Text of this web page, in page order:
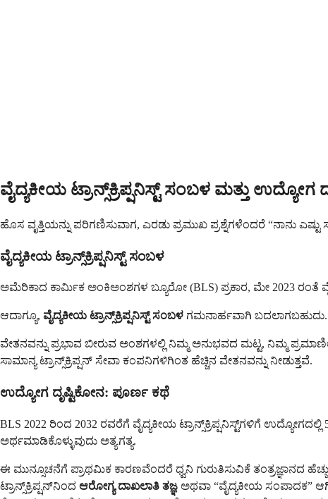
ವೈದ್ಯಕೀಯ ಟ್ರಾನ್ಸ್‌ಕ್ರಿಪ್ಷನಿಸ್ಟ್ ಸಂಬಳ ಮತ್ತು ಉದ್ಯೋಗ
ಹೊಸ ವೃತ್ತಿಯನ್ನು ಪರಿಗಣಿಸುವಾಗ, ಎರಡು ಪ್ರಮುಖ ಪ್ರಶ್ನೆಗಳೆಂದರೆ “ನಾನು
ವೈದ್ಯಕೀಯ ಟ್ರಾನ್ಸ್‌ಕ್ರಿಪ್ಷನಿಸ್ಟ್ ಸಂಬಳ
ಅಮೆರಿಕಾದ ಕಾರ್ಮಿಕ ಅಂಕಿಅಂಶಗಳ ಬ್ಯೂರೋ (BLS) ಪ್ರಕಾರ, ಮೇ 2023 ರಂತೆ
ಆದಾಗ್ಯೂ, ವೈದ್ಯಕೀಯ ಟ್ರಾನ್ಸ್‌ಕ್ರಿಪ್ಷನಿಸ್ಟ್ ಸಂಬಳ ಗಮನಾರ್ಹವಾಗಿ ಬದಲಾಗಬಹುದು.
ವೇತನವನ್ನು ಪ್ರಭಾವ ಬೀರುವ ಅಂಶಗಳಲ್ಲಿ ನಿಮ್ಮ ಅನುಭವದ ಮಟ್ಟ, ನಿಮ್ಮ
ಸಾಮಾನ್ಯ ಟ್ರಾನ್ಸ್‌ಕ್ರಿಪ್ಷನ್ ಸೇವಾ ಕಂಪನಿಗಳಿಗಿಂತ ಹೆಚ್ಚಿನ ವೇತನವನ್ನು ನೀಡುತ್ತವೆ.
ಉದ್ಯೋಗ ದೃಷ್ಟಿಕೋನ: ಪೂರ್ಣ ಕಥೆ
BLS 2022 ರಿಂದ 2032 ರವರೆಗೆ ವೈದ್ಯಕೀಯ ಟ್ರಾನ್ಸ್‌ಕ್ರಿಪ್ಷನಿಸ್ಟ್‌ಗಳಿಗೆ
ಅರ್ಥಮಾಡಿಕೊಳ್ಳುವುದು ಅತ್ಯಗತ್ಯ.
ಈ ಮುನ್ಸೂಚನೆಗೆ ಪ್ರಾಥಮಿಕ ಕಾರಣವೆಂದರೆ ಧ್ವನಿ ಗುರುತಿಸುವಿಕೆ ತಂತ್ರಜ್ಞಾನದ
ಟ್ರಾನ್ಸ್‌ಕ್ರಿಪ್ಷನ್‌ನಿಂದ ಆರೋಗ್ಯ ದಾಖಲಾತಿ ತಜ್ಞ ಅಥವಾ “ವೈದ್ಯಕೀಯ ಸಂಪಾದಕ”